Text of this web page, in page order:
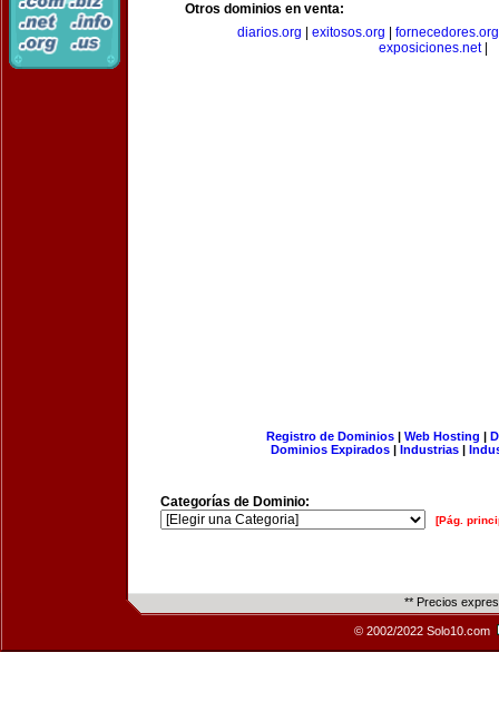
Otros dominios en venta:
diarios.org
exitosos.org fornecedores.org
exposiciones.net|
Registro de Dominios| Web Hosting |
Dominios Expirados | Industrias |
Categorías de Dominio:
[Pág.
** Precios
© 2002/2022 Solo10.com